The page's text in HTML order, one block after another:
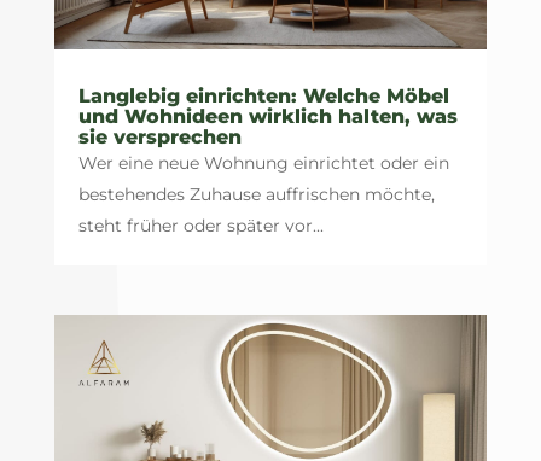
Langlebig einrichten: Welche Möbel
und Wohnideen wirklich halten, was
sie versprechen
Wer eine neue Wohnung einrichtet oder ein
bestehendes Zuhause auffrischen möchte,
steht früher oder später vor...